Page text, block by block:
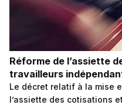
Réforme de l’assiette
travailleurs
Le décret relatif à la mise
l’assiette des cotisations